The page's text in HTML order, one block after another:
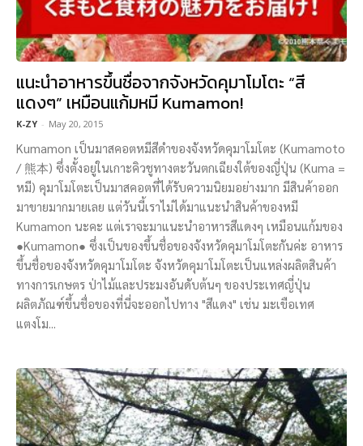
แนะนำอาหารขึ้นชื่อจากจังหวัดคุมาโมโตะ “สี
แดงๆ” เหมือนแก้มหมี Kumamon!
K-ZY - May 20, 2015
Kumamon เป็นมาสคอตหมีสีดำของจังหวัดคุมาโมโตะ (Kumamoto
/ 熊本) ซึ่งตั้งอยู่ในเกาะคิวชูทางตะวันตกเฉียงใต้ของญี่ปุ่น (Kuma =
หมี) คุมาโมโตะเป็นมาสคอตที่ได้รับความนิยมอย่างมาก มีสินค้าออก
มาขายมากมายเลย แต่วันนี้เราไม่ได้มาแนะนำสินค้าของหมี
Kumamon นะคะ แต่เราจะมาแนะนำอาหารสีแดงๆ เหมือนแก้มของ
●Kumamon● ซึ่งเป็นของขึ้นชื่อของจังหวัดคุมาโมโตะกันค่ะ อาหาร
ขึ้นชื่อของจังหวัดคุมาโมโตะ จังหวัดคุมาโมโตะเป็นแหล่งผลิตสินค้า
ทางการเกษตร ป่าไม้และประมงอันดับต้นๆ ของประเทศญี่ปุ่น
ผลิตภัณฑ์ขึ้นชื่อของที่นี่จะออกไปทาง "สีแดง" เช่น มะเขือเทศ
แตงโม...